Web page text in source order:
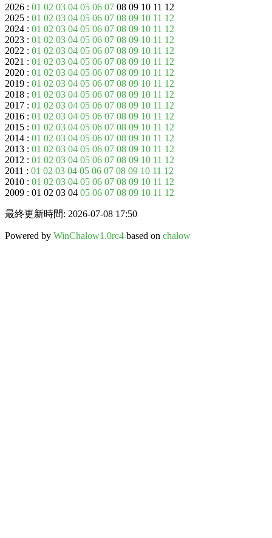
2026 : 01 02 03 04 05 06 07 08 09 10 11 12
2025 : 01 02 03 04 05 06 07 08 09 10 11 12
2024 : 01 02 03 04 05 06 07 08 09 10 11 12
2023 : 01 02 03 04 05 06 07 08 09 10 11 12
2022 : 01 02 03 04 05 06 07 08 09 10 11 12
2021 : 01 02 03 04 05 06 07 08 09 10 11 12
2020 : 01 02 03 04 05 06 07 08 09 10 11 12
2019 : 01 02 03 04 05 06 07 08 09 10 11 12
2018 : 01 02 03 04 05 06 07 08 09 10 11 12
2017 : 01 02 03 04 05 06 07 08 09 10 11 12
2016 : 01 02 03 04 05 06 07 08 09 10 11 12
2015 : 01 02 03 04 05 06 07 08 09 10 11 12
2014 : 01 02 03 04 05 06 07 08 09 10 11 12
2013 : 01 02 03 04 05 06 07 08 09 10 11 12
2012 : 01 02 03 04 05 06 07 08 09 10 11 12
2011 : 01 02 03 04 05 06 07 08 09 10 11 12
2010 : 01 02 03 04 05 06 07 08 09 10 11 12
2009 : 01 02 03 04 05 06 07 08 09 10 11 12
最終更新時間: 2026-07-08 17:50
Powered by WinChalow1.0rc4 based on chalow